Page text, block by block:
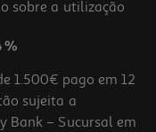
sobre a utilização
%
1.500€ pago em 12
sujeita a
Bank – Sucursal em